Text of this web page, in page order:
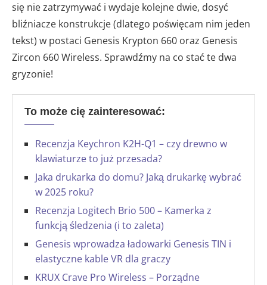
się nie zatrzymywać i wydaje kolejne dwie, dosyć
bliźniacze konstrukcje (dlatego poświęcam nim jeden
tekst) w postaci Genesis Krypton 660 oraz Genesis
Zircon 660 Wireless. Sprawdźmy na co stać te dwa
gryzonie!
To może cię zainteresować:
Recenzja Keychron K2H-Q1 – czy drewno w
klawiaturze to już przesada?
Jaka drukarka do domu? Jaką drukarkę wybrać
w 2025 roku?
Recenzja Logitech Brio 500 – Kamerka z
funkcją śledzenia (i to zaleta)
Genesis wprowadza ładowarki Genesis TIN i
elastyczne kable VR dla graczy
KRUX Crave Pro Wireless – Porządne